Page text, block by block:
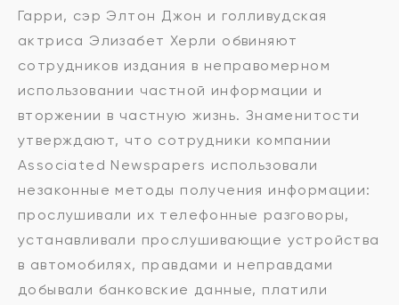
Гарри, сэр Элтон Джон и голливудская
актриса Элизабет Херли обвиняют
сотрудников издания в неправомерном
использовании частной информации и
вторжении в частную жизнь. Знаменитости
утверждают, что сотрудники компании
Associated Newspapers использовали
незаконные методы получения информации:
прослушивали их телефонные разговоры,
устанавливали прослушивающие устройства
в автомобилях, правдами и неправдами
добывали банковские данные, платили